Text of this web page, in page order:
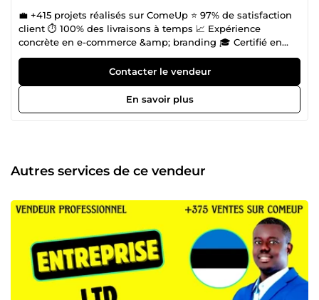
💼 +415 projets réalisés sur ComeUp ⭐ 97% de satisfaction
client ⏱️ 100% des livraisons à temps 📈 Expérience
concrète en e-commerce &amp; branding 🎓 Certifié en
entrepreneuriat – La Ruche Paris 🎓 Diplôme en Branding
&amp; Brand Management 📊 Certifié en Digital Marketing
(SEO, content, ads) 🌍 Anglais professionnel (IELTS C1) 👉
Fondateur de EUROPO (e-commerce &amp; consulting) 👉
Accompagnateur de porteurs de projet à La Ruche de
business en ligne ✔️ Améliorer votre visibilité et vos ventes
💬 Besoin d’un expert pour faire passer votre projet au
Contacter le vendeur
En savoir plus
Autres services de ce vendeur